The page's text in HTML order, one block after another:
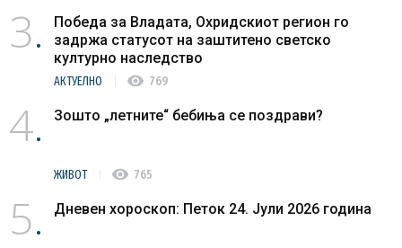
3
Победа за Владата, Охридскиот регион го
задржа статусот на заштитено светско
културно наследство
АКТУЕЛНО visibility 769
4 Зошто „летните“ бебиња се поздрави?
ЖИВОТ visibility 765
5 Дневен хороскоп: Петок 24. Јули 2026 година